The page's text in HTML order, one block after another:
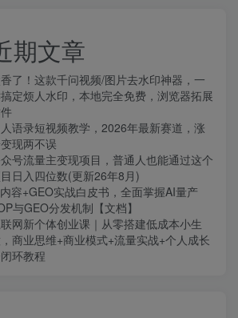
期文章
了！这款千问视频/图片去水印神器，一
定烦人水印，本地完全免费，浏览器拓展
语录短视频教学，2026年最新赛道，涨
现两不误
号流量主变现项目，普通人也能通过这个
日入四位数(更新26年8月)
容+GEO实战白皮书，全面掌握AI量产
与GEO分发机制【文档】
网新个体创业课｜从零搭建低成本小生
商业思维+商业模式+流量实战+个人成长
环教程